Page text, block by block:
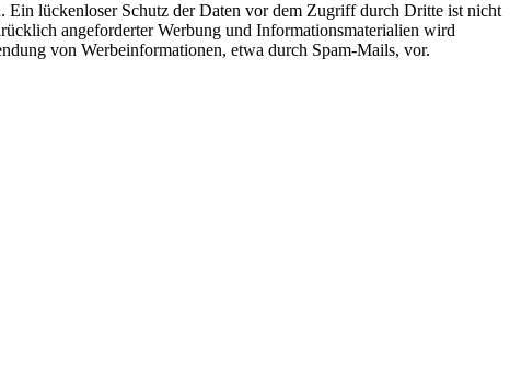
lückenloser Schutz der Daten vor dem Zugriff durch Dritte ist nicht
angeforderter Werbung und Informationsmaterialien wird
von Werbeinformationen, etwa durch Spam-Mails, vor.